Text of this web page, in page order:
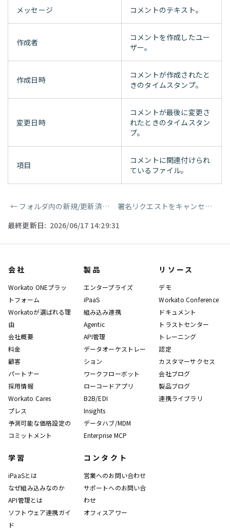
メッセージ コメントのテキスト。
作成者
コメントを作成したユー
ザー。
作成日時
コメントが作成されたと
きのタイムスタンプ。
変更日時
コメントが最後に変更さ
れたときのタイムスタン
プ。
項目
コメントに関連付けられ
ているファイル。
ページャー
← フォルダ内の新規/更新済みファイルメタデータ 署名リクエストをキャンセル
最終更新日: 2026/06/17 14:29:31
会社
Workato ONEプラッ
トフォーム
Workatoが選ばれる理
由
会社概要
料金
顧客
パートナー
採用情報
Workato Cares
プレス
予測可能な価格設定の
コミットメント
製品
エンタープライズ
iPaaS
組み込み連携
Agentic
API管理
データオーケストレー
ション
ワークフローボット
ローコードアプリ
B2B/EDI
Insights
データハブ/MDM
Enterprise MCP
リソース
デモ
Workato Conference
ドキュメント
トラストセンター
トレーニング
認定
カスタマーサクセス
会社ブログ
製品ブログ
連携ライブラリ
学習
iPaaSとは
なぜ組み込みなのか
API管理とは
ソフトウェア連携ガイ
ド
コンタクト
営業へのお問い合わせ
サポートへのお問い合
わせ
オフィスアワー